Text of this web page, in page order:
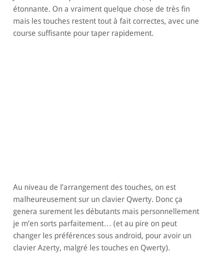
étonnante. On a vraiment quelque chose de très fin
mais les touches restent tout à fait correctes, avec une
course suffisante pour taper rapidement.
Au niveau de l’arrangement des touches, on est
malheureusement sur un clavier Qwerty. Donc ça
genera surement les débutants mais personnellement
je m’en sorts parfaitement… (et au pire on peut
changer les préférences sous android, pour avoir un
clavier Azerty, malgré les touches en Qwerty).